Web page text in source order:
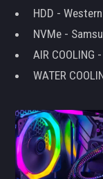
HDD -
NVMe -
AIR
WATER